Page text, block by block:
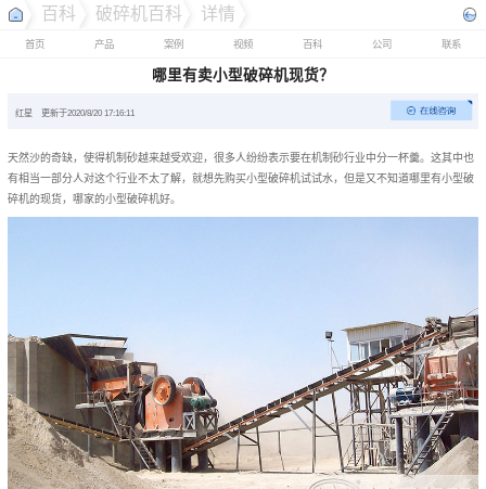
百科 破碎机百科 详情
首页 产品 案例 视频 百科 公司 联系
哪里有卖小型破碎机现货？
红星 更新于2020/8/20 17:16:11
天然沙的奇缺，使得机制砂越来越受欢迎，很多人纷纷表示要在机制砂行业中分一杯羹。这其中也
有相当一部分人对这个行业不太了解，就想先购买小型破碎机试试水，但是又不知道哪里有小型破
碎机的现货，哪家的小型破碎机好。